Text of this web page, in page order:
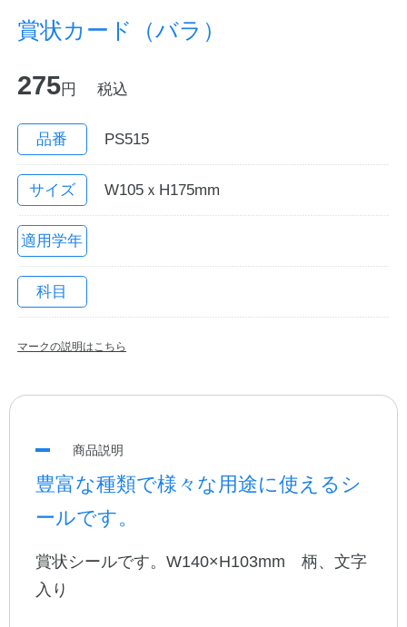
公式オンラインショップ
企業情報
カタログ
お問い合わせ
English
法人のお客様へ
OEMご希望の方へ
賞状カード（バラ）
275円 税込
品番 PS515
サイズ W105ｘH175mm
適用学年
科目
マークの説明はこちら
商品説明
豊富な種類で様々な用途に使えるシ
ールです。
賞状シールです。W140×H103mm 柄、文字
入り